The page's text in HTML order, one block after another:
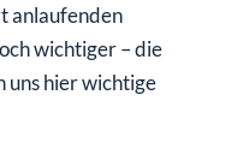
anlaufenden
wichtiger – die
uns hier wichtige